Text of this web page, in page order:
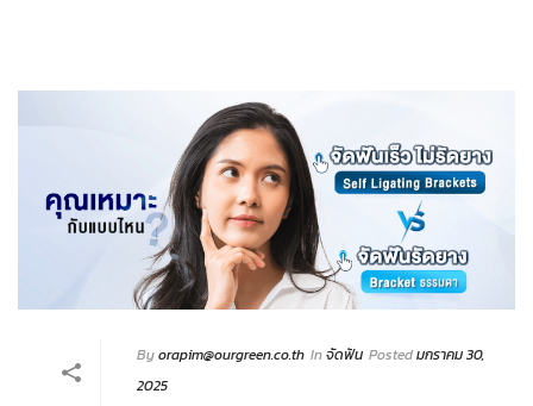
Byorapim@ourgreen.co.th Inจัดฟัน Postedมกราคม 30,
2025